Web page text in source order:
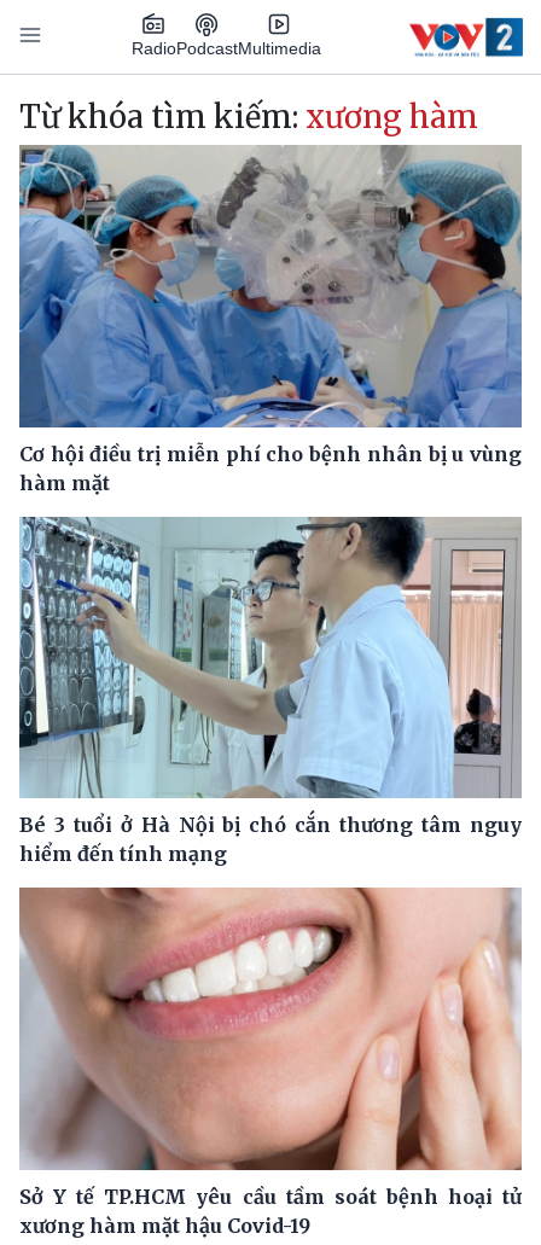
Nhảy đến nội dung
RadioPodcastMultimedia
Main navigation
Từ khóa tìm kiếm: xương hàm
Cơ hội điều trị miễn phí cho bệnh nhân bị u vùng
hàm mặt
Bé 3 tuổi ở Hà Nội bị chó cắn thương tâm nguy
hiểm đến tính mạng
Sở Y tế TP.HCM yêu cầu tầm soát bệnh hoại tử
xương hàm mặt hậu Covid-19